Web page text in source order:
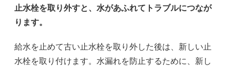
止水栓を取り外すと、水があふれてトラブルにつなが
ります。
給水を止めて古い止水栓を取り外した後は、新しい止
水栓を取り付けます。水漏れを防止するために、新し